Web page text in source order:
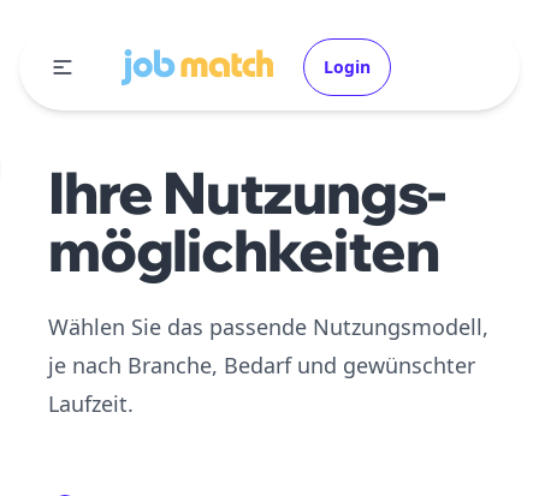
Login
Ihre Nutzungs-
möglichkeiten
Wählen Sie das passende Nutzungsmodell,
je nach Branche, Bedarf und gewünschter
Laufzeit.